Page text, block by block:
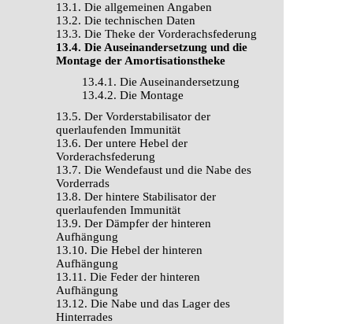
13.1. Die allgemeinen Angaben
13.2. Die technischen Daten
13.3. Die Theke der Vorderachsfederung
13.4. Die Auseinandersetzung und die
Montage der Amortisationstheke
13.4.1. Die Auseinandersetzung
13.4.2. Die Montage
13.5. Der Vorderstabilisator der
querlaufenden Immunität
13.6. Der untere Hebel der
Vorderachsfederung
13.7. Die Wendefaust und die Nabe des
Vorderrads
13.8. Der hintere Stabilisator der
querlaufenden Immunität
13.9. Der Dämpfer der hinteren
Aufhängung
13.10. Die Hebel der hinteren
Aufhängung
13.11. Die Feder der hinteren
Aufhängung
13.12. Die Nabe und das Lager des
Hinterrades